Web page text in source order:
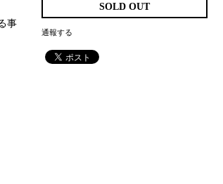
事
SOLD OUT
通報する